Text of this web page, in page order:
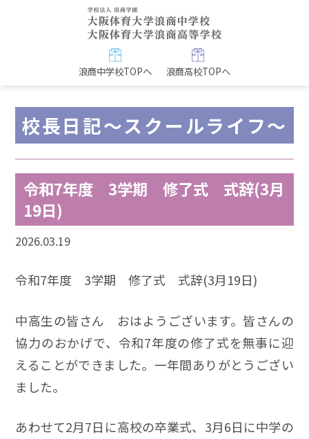
浪商中学校TOPへ 浪商高校TOPへ
校長日記～スクールライフ～
令和7年度 3学期 修了式 式辞(3月
19日)
2026.03.19
令和7年度 3学期 修了式 式辞(3月19日)
中高生の皆さん おはようございます。皆さんの
協力のおかげで、令和7年度の修了式を無事に迎
えることができました。一年間ありがとうござい
ました。
あわせて2月7日に高校の卒業式、3月6日に中学の